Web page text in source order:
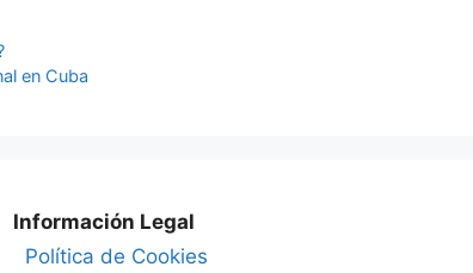
en Cuba
Información Legal
Política de Cookies